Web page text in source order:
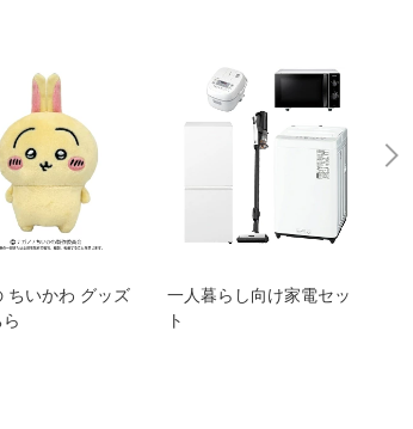
ちいかわ グッズ
一人暮らし向け家電セッ
ト